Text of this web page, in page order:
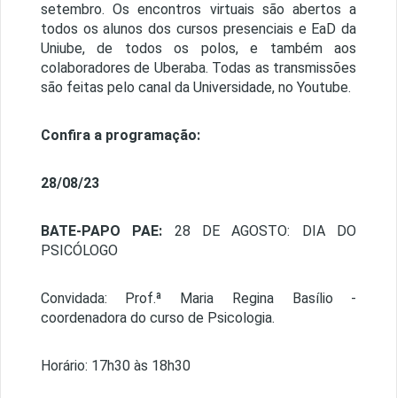
setembro. Os encontros virtuais são abertos a
todos os alunos dos cursos presenciais e EaD da
Uniube, de todos os polos, e também aos
colaboradores de Uberaba. Todas as transmissões
são feitas pelo canal da Universidade, no Youtube.
Confira a programação:
28/08/23
BATE-PAPO PAE:
28 DE AGOSTO: DIA DO
PSICÓLOGO
Convidada: Prof.ª Maria Regina Basílio -
coordenadora do curso de Psicologia.
Horário: 17h30 às 18h30